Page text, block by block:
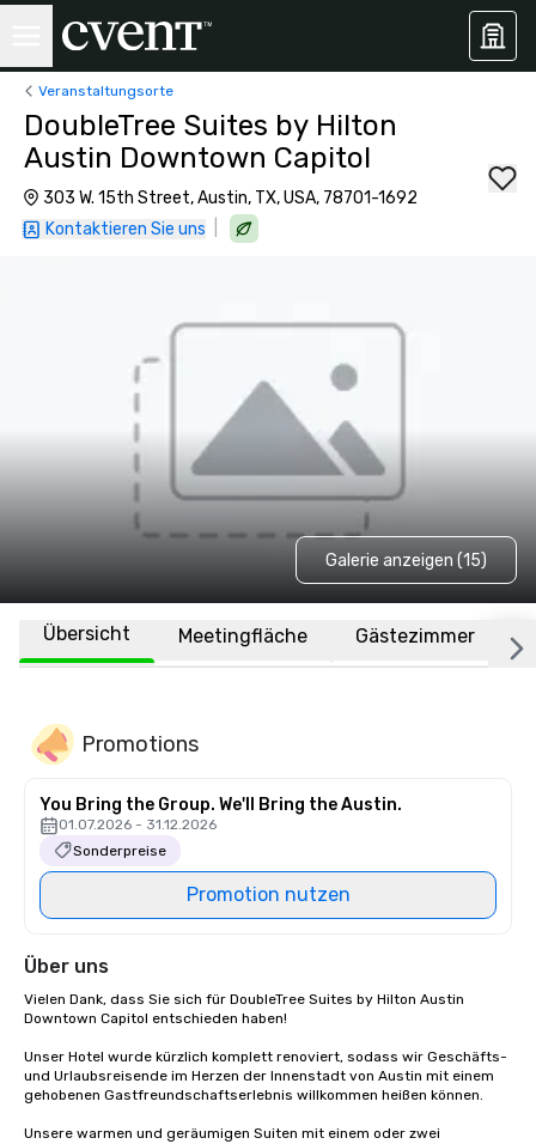
Veranstaltungsorte
DoubleTree Suites by Hilton
Austin Downtown Capitol
303 W. 15th Street, Austin, TX, USA, 78701-1692
Kontaktieren Sie uns
Galerie anzeigen (15)
Übersicht Meetingfläche Gästezimmer
Promotions
You Bring the Group. We'll Bring the Austin.
01.07.2026 - 31.12.2026
Sonderpreise
Promotion nutzen
Über uns
Vielen Dank, dass Sie sich für DoubleTree Suites by Hilton Austin
Downtown Capitol entschieden haben!
Unser Hotel wurde kürzlich komplett renoviert, sodass wir Geschäfts-
und Urlaubsreisende im Herzen der Innenstadt von Austin mit einem
gehobenen Gastfreundschaftserlebnis willkommen heißen können.
Unsere warmen und geräumigen Suiten mit einem oder zwei